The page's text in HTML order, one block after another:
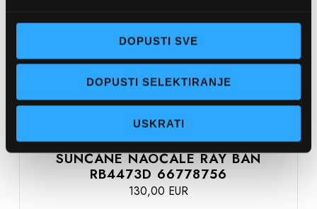
DOPUSTI SVE
DOPUSTI SELEKTIRANJE
USKRATI
RAY BAN
SUNČANE NAOČALE RAY BAN
RB4473D 66778756
130,00 EUR
želja